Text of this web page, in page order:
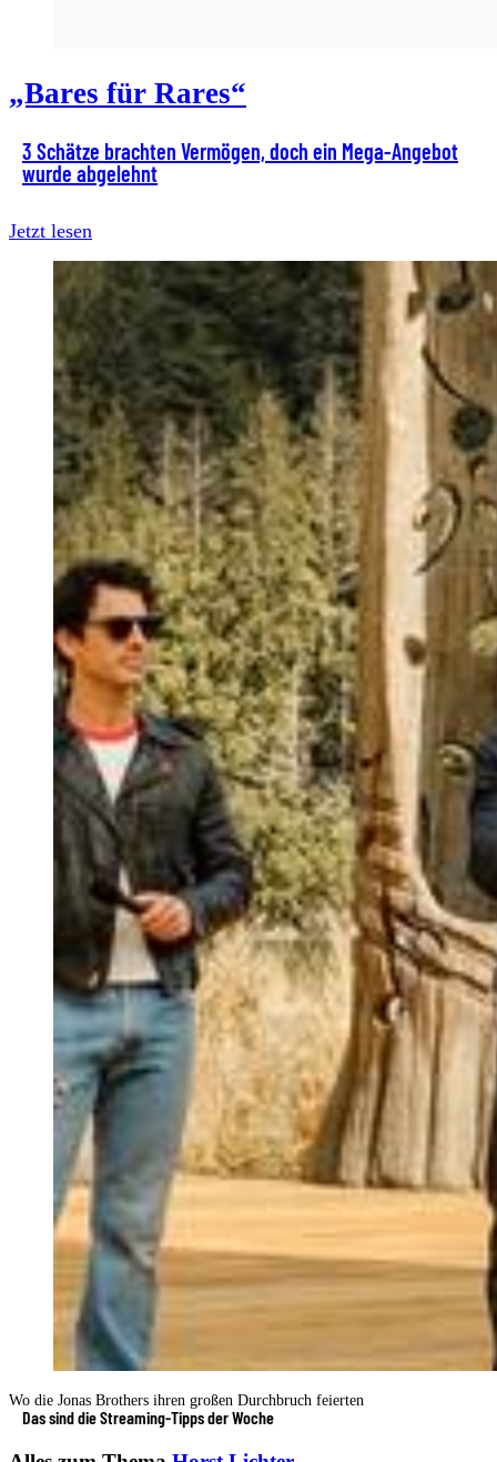
„Bares für Rares“
3 Schätze brachten Vermögen, doch ein Mega-Angebot
wurde abgelehnt
Jetzt lesen
Wo die Jonas Brothers ihren großen Durchbruch feierten
Das sind die Streaming-Tipps der Woche